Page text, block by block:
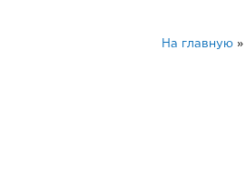
На главную»